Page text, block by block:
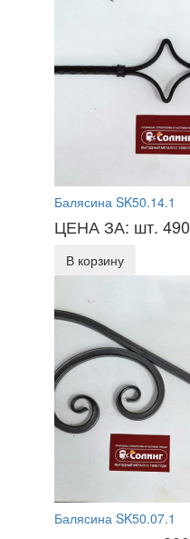
Балясина SK50.14.1
ЦЕНА ЗА: шт. 490
В корзину
Балясина SK50.07.1